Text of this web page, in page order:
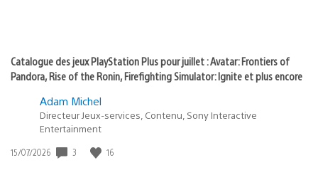
Catalogue des jeux PlayStation Plus pour juillet : Avatar: Frontiers of
Pandora, Rise of the Ronin, Firefighting Simulator: Ignite et plus encore
Adam Michel
Directeur Jeux-services, Contenu, Sony Interactive
Entertainment
Date
15/07/2026 3 16